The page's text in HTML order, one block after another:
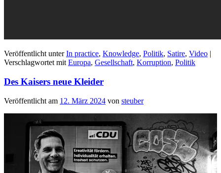
Veröffentlicht unter In practice, Knowledge, Politik, Satire, Video |
Verschlagwortet mit Europa, Gesellschaft, Korruption, Politik
Des Kaisers neue Kleider
Veröffentlicht am 12. März 2024 von steuber